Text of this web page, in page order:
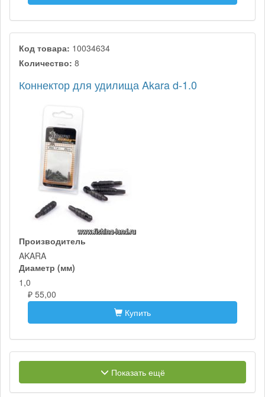
Код товара: 10034634
Количество: 8
Коннектор для удилища Akara d-1.0
Производитель
AKARA
Диаметр (мм)
1,0
₽ 55,00
Купить
Показать ещё